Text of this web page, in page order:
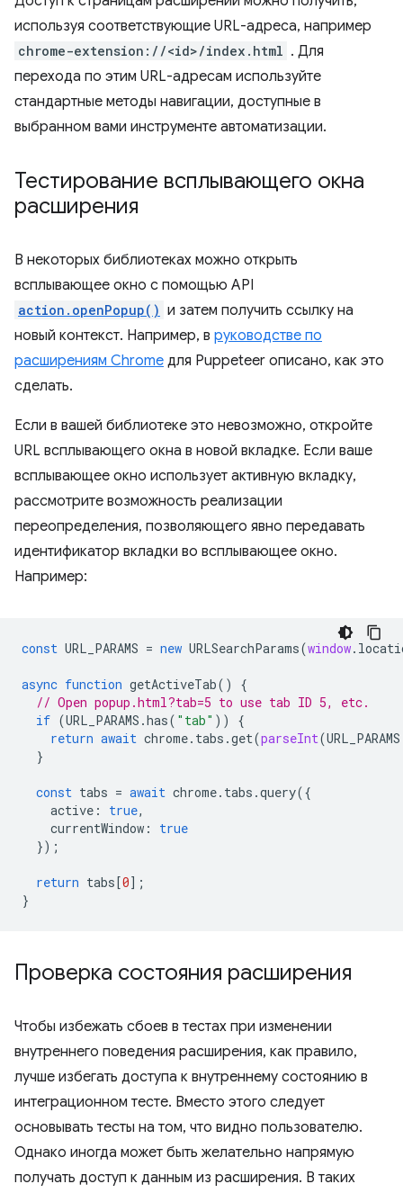
используя соответствующие URL-адреса, например
chrome-extension://<id>/index.html . Для
перехода по этим URL-адресам используйте
стандартные методы навигации, доступные в
выбранном вами инструменте автоматизации.
Тестирование всплывающего окна
расширения
В некоторых библиотеках можно открыть
всплывающее окно с помощью API
action.openPopup() и затем получить ссылку на
новый контекст. Например, в руководстве по
расширениям Chrome для Puppeteer описано, как это
сделать.
Если в вашей библиотеке это невозможно, откройте
URL всплывающего окна в новой вкладке. Если ваше
всплывающее окно использует активную вкладку,
рассмотрите возможность реализации
переопределения, позволяющего явно передавать
идентификатор вкладки во всплывающее окно.
Например:
const URL_PARAMS = new URLSearchParams(window.
async function getActiveTab()
{
// Open popup.html?tab=5 to use tab ID 5, etc.
if (URL_PARAMS .has( "tab" ))
{
return await chrome. tabs .get(parseInt(URL_PARAMS
}
const tabs = await chrome. tabs .query({
active : true,
currentWindow :
true
});
return tabs[0];
}
Проверка состояния расширения
Чтобы избежать сбоев в тестах при изменении
внутреннего поведения расширения, как правило,
лучше избегать доступа к внутреннему состоянию в
интеграционном тесте. Вместо этого следует
основывать тесты на том, что видно пользователю.
Однако иногда может быть желательно напрямую
получать доступ к данным из расширения. В таких